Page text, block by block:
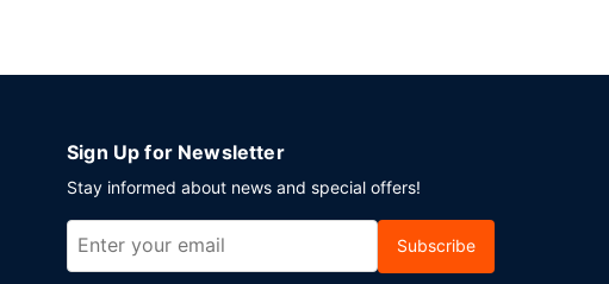
Sign Up for Newsletter
Stay informed about news and special offers!
Subscribe